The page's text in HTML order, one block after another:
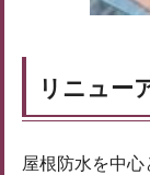
リニュー
屋根防水を中心